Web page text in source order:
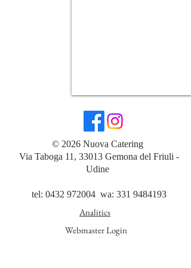
© 2026 Nuova Catering
Via Taboga 11, 33013 Gemona del Friuli -
Udine
tel: 0432 972004wa: 331 9484193
Analitics
Webmaster Login